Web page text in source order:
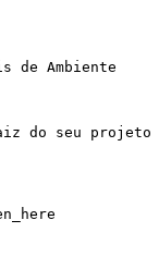
de Ambiente
do seu projeto